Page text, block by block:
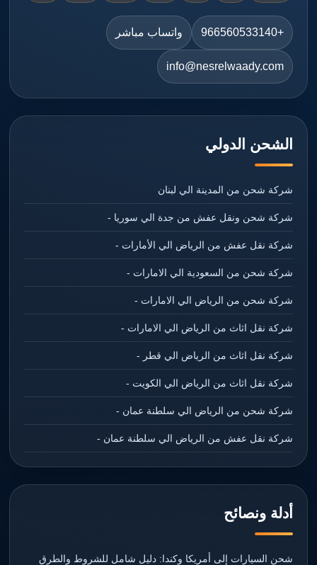
+966560533140 واتساب مباشر
info@nesrelwaady.com
الشحن الدولي
شركة شحن من المدينة الي لبنان
شركة شحن ونقل عفش من جدة الي سوريا -
شركة نقل عفش من الرياض الي الأمارات -
شركة شحن من السعودية الي الامارات -
شركة شحن من الرياض الي الامارات -
شركة نقل اثاث من الرياض الي الامارات -
شركة نقل اثاث من الرياض الي قطر -
شركة نقل اثاث من الرياض الي الكويت -
شركة شحن من الرياض الي سلطنة عمان -
شركة نقل عفش من الرياض الي سلطنة عمان -
أدلة ونصائح
شحن السيارات إلى أمريكا وكندا: دليل شامل للشروط والطرق